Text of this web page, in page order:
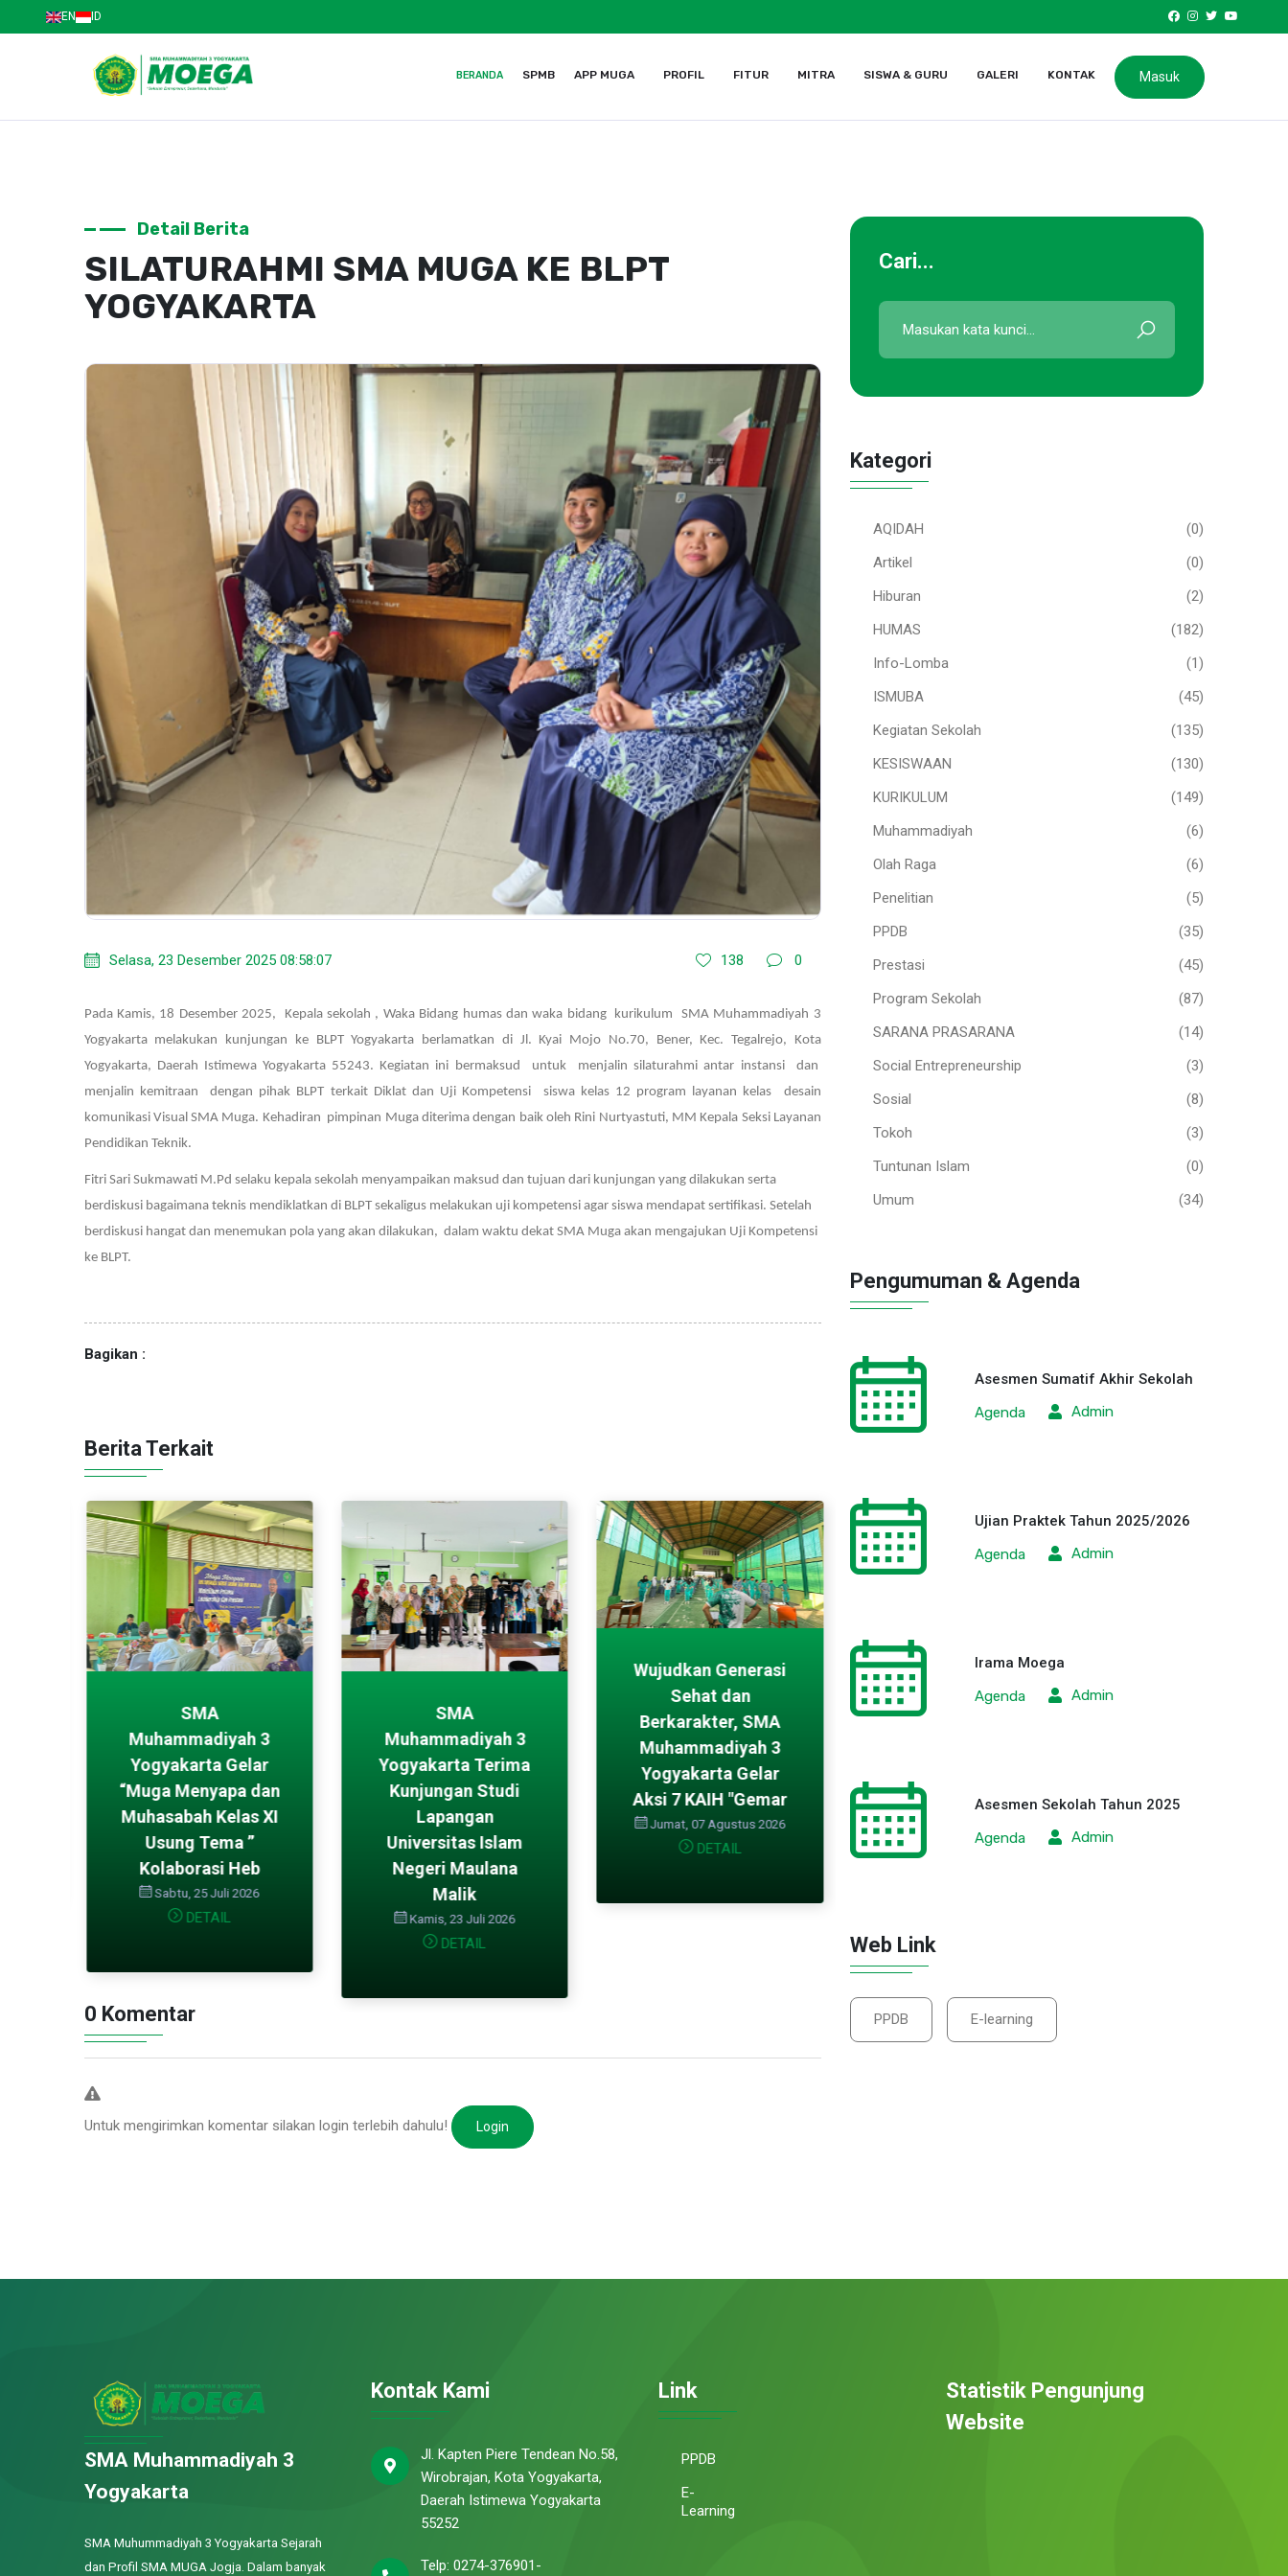
EN ID
Masuk
BERANDA SPMB APP MUGA PROFIL FITUR MITRA SISWA & GURU GALERI KONTAK
Detail Berita
SILATURAHMI SMA MUGA KE BLPT
YOGYAKARTA
Selasa, 23 Desember 2025 08:58:07 138 0
Pada Kamis, 18 Desember 2025, Kepala sekolah , Waka Bidang humas dan waka bidang kurikulum SMA Muhammadiyah 3
Yogyakarta melakukan kunjungan ke BLPT Yogyakarta berlamatkan di Jl. Kyai Mojo No.70, Bener, Kec. Tegalrejo, Kota
Yogyakarta, Daerah Istimewa Yogyakarta 55243. Kegiatan ini bermaksud untuk menjalin silaturahmi antar instansi dan
menjalin kemitraan dengan pihak BLPT terkait Diklat dan Uji Kompetensi siswa kelas 12 program layanan kelas desain
komunikasi Visual SMA Muga. Kehadiran pimpinan Muga diterima dengan baik oleh Rini Nurtyastuti, MM Kepala Seksi Layanan
Pendidikan Teknik.
Fitri Sari Sukmawati M.Pd selaku kepala sekolah menyampaikan maksud dan tujuan dari kunjungan yang dilakukan serta
berdiskusi bagaimana teknis mendiklatkan di BLPT sekaligus melakukan uji kompetensi agar siswa mendapat sertifikasi. Setelah
berdiskusi hangat dan menemukan pola yang akan dilakukan, dalam waktu dekat SMA Muga akan mengajukan Uji Kompetensi
ke BLPT.
Bagikan :
Berita Terkait
SMA
Muhammadiyah 3
Yogyakarta Gelar
“Muga Menyapa dan
Muhasabah Kelas XI
Usung Tema ”
Kolaborasi Heb
Sabtu, 25 Juli 2026
DETAIL
SMA
Muhammadiyah 3
Yogyakarta Terima
Kunjungan Studi
Lapangan
Universitas Islam
Negeri Maulana
Malik
Kamis, 23 Juli 2026
DETAIL
Wujudkan Generasi
Sehat dan
Berkarakter, SMA
Muhammadiyah 3
Yogyakarta Gelar
Aksi 7 KAIH "Gemar
Jumat, 07 Agustus 2026
DETAIL
SMA
“Muga Menyapa dan
Muhasabah Kelas XI
Usung Tema ”
Kolaborasi Heb
0 Komentar
Untuk mengirimkan komentar silakan login terlebih dahulu! Login
Cari...
Kategori
AQIDAH
(0)
Artikel
(0)
Hiburan
(2)
HUMAS
(182)
Info-Lomba
(1)
ISMUBA
(45)
Kegiatan Sekolah
(135)
KESISWAAN
(130)
KURIKULUM
(149)
Muhammadiyah
(6)
Olah Raga
(6)
Penelitian
(5)
PPDB
(35)
Prestasi
(45)
Program Sekolah
(87)
SARANA PRASARANA
(14)
Social Entrepreneurship
(3)
Sosial
(8)
Tokoh
(3)
Tuntunan Islam
(0)
Umum
(34)
Pengumuman & Agenda
Asesmen Sumatif Akhir Sekolah
Agenda
Admin
Ujian Praktek Tahun 2025/2026
Agenda
Admin
Irama Moega
Agenda
Admin
Asesmen Sekolah Tahun 2025
Agenda
Admin
Web Link
PPDB E-learning
SMA Muhammadiyah 3
Yogyakarta
SMA Muhummadiyah 3 Yogyakarta Sejarah
dan Profil SMA MUGA Jogja. Dalam banyak
Kontak Kami
Jl. Kapten Piere Tendean No.58,
Wirobrajan, Kota Yogyakarta,
Daerah Istimewa Yogyakarta
55252
Telp: 0274-376901-
Link
PPDB
E-
Learning
Statistik Pengunjung
Website